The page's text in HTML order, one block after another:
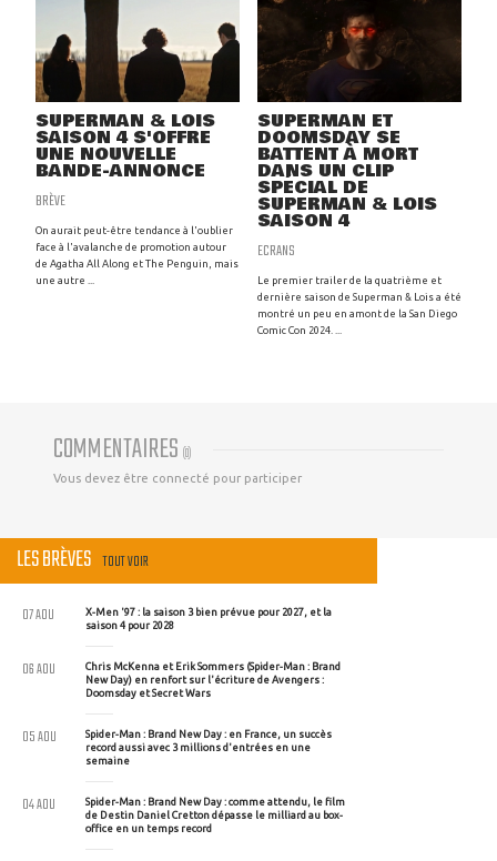
SUPERMAN & LOIS
SAISON 4 S'OFFRE
UNE NOUVELLE
BANDE-ANNONCE
BRÈVE
On aurait peut-être tendance à l'oublier
face à l'avalanche de promotion autour
de Agatha All Along et The Penguin, mais
une autre ...
SUPERMAN ET
DOOMSDAY SE
BATTENT À MORT
DANS UN CLIP
SPÉCIAL DE
SUPERMAN & LOIS
SAISON 4
ECRANS
Le premier trailer de la quatrième et
dernière saison de Superman & Lois a été
montré un peu en amont de la San Diego
Comic Con 2024. ...
COMMENTAIRES (0)
Vous devez être connecté pour participer
LES BRÈVES TOUT VOIR
X-Men '97 : la saison 3 bien prévue pour 2027, et la
saison 4 pour 2028
07 AOU
Chris McKenna et Erik Sommers (Spider-Man : Brand
New Day) en renfort sur l'écriture de Avengers :
Doomsday et Secret Wars
06 AOU
Spider-Man : Brand New Day : en France, un succès
record aussi avec 3 millions d'entrées en une
semaine
05 AOU
Spider-Man : Brand New Day : comme attendu, le film
de Destin Daniel Cretton dépasse le milliard au box-
office en un temps record
04 AOU